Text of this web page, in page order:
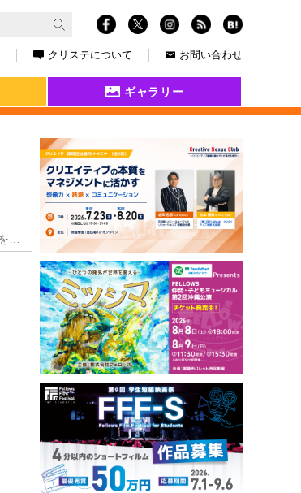
クリステについて お問い合わせ
ギャラリー